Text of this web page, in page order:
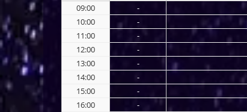
09:00
-
10:00
-
11:00
-
12:00
-
13:00
-
14:00
-
15:00
-
16:00
-